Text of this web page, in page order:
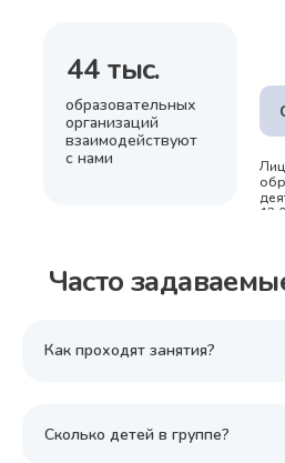
образовательных
организаций
взаимодействуют
с нами
44 тыс.
Часто
Как проходят занятия?
Сколько детей в группе?